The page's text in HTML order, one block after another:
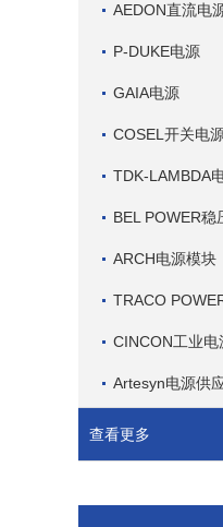
AEDON直流电
P-DUKE电源
GAIA电源
COSEL开关电
TDK-LAMBDA
BEL POWER稳
ARCH电源模块
TRACO
CINCON工业电
Artesyn电源供
查看更多